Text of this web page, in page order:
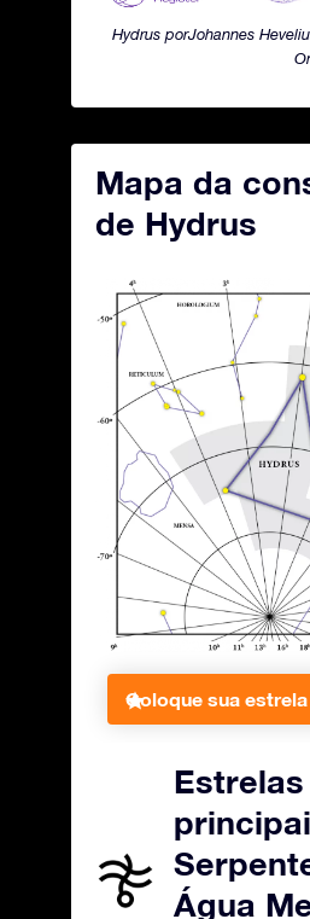
Hydrus porJohannes
Mapa da
de Hydrus
Coloque sua
Estrelas
Água